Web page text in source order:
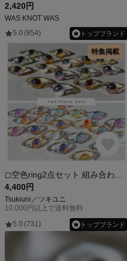
2,420円
WAS KNOT WAS
5.0 (854) トップブランド
特集掲載
4,400円
Tsukiuni／ツキユニ
10,000円以上で送料無料
5.0 (731) トップブランド